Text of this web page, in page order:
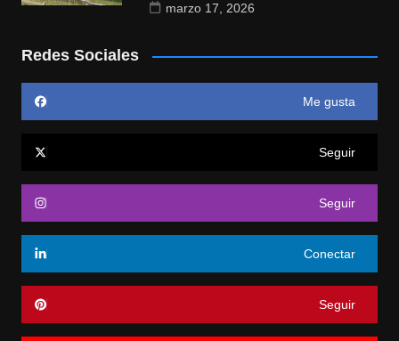
marzo 17, 2026
Redes Sociales
Me gusta
Seguir
Seguir
Conectar
Seguir